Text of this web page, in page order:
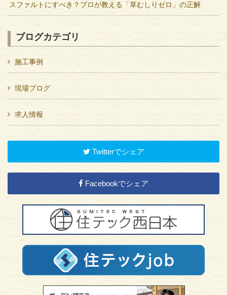
スファルトにすべき？プロが教える「草むしりゼロ」の正解
ブログカテゴリ
施工事例
現場ブログ
求人情報
Twitterでシェア
Facebookでシェア